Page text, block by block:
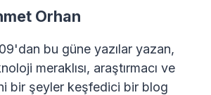
Orhan
bu güne yazılar yazan,
meraklısı, araştırmacı ve
bir şeyler keşfedici bir blog